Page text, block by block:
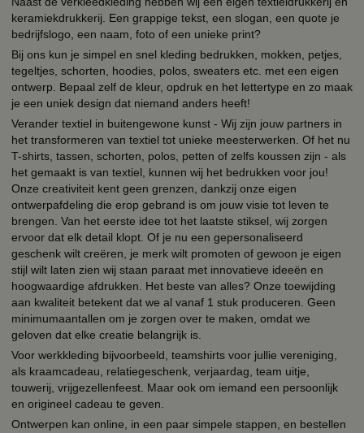
keramiekdrukkerij. Een grappige tekst, een slogan, een quote je
bedrijfslogo, een naam, foto of een unieke print?
Bij ons kun je simpel en snel kleding bedrukken, mokken, petjes,
tegeltjes, schorten, hoodies, polos, sweaters etc. met een eigen
ontwerp. Bepaal zelf de kleur, opdruk en het lettertype en zo maak
je een uniek design dat niemand anders heeft!
Verander textiel in buitengewone kunst - Wij zijn jouw partners in
het transformeren van textiel tot unieke meesterwerken. Of het nu
T-shirts, tassen, schorten, polos, petten of zelfs koussen zijn - als
het gemaakt is van textiel, kunnen wij het bedrukken voor jou!
Onze creativiteit kent geen grenzen, dankzij onze eigen
ontwerpafdeling die erop gebrand is om jouw visie tot leven te
brengen. Van het eerste idee tot het laatste stiksel, wij zorgen
ervoor dat elk detail klopt. Of je nu een gepersonaliseerd
geschenk wilt creëren, je merk wilt promoten of gewoon je eigen
stijl wilt laten zien wij staan paraat met innovatieve ideeën en
hoogwaardige afdrukken. Het beste van alles? Onze toewijding
aan kwaliteit betekent dat we al vanaf 1 stuk produceren. Geen
minimumaantallen om je zorgen over te maken, omdat we
geloven dat elke creatie belangrijk is.
Voor werkkleding bijvoorbeeld, teamshirts voor jullie vereniging,
als kraamcadeau, relatiegeschenk, verjaardag, team uitje,
touwerij, vrijgezellenfeest. Maar ook om iemand een persoonlijk
en origineel cadeau te geven.
Ontwerpen kan online, in een paar simpele stappen, en bestellen